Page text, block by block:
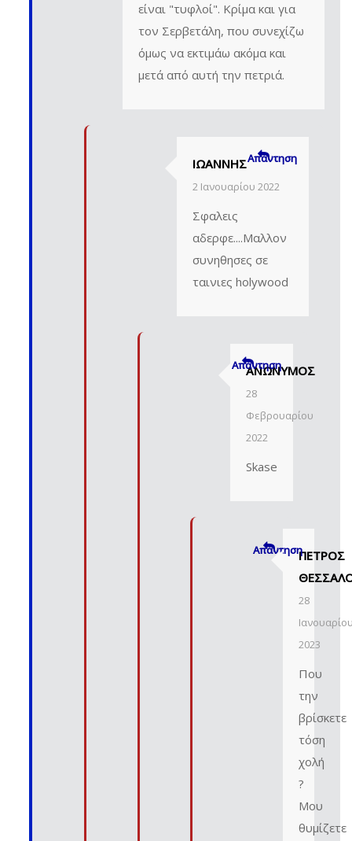
είναι "τυφλοί". Κρίμα και για
τον Σερβετάλη, που συνεχίζω
όμως να εκτιμάω ακόμα και
μετά από αυτή την πετριά.
ΙΩΑΝΝΗΣ
2 Ιανουαρίου 2022
Σφαλεις
αδερφε....Μαλλον
συνηθησες σε
ταινιες holywood
Απάντηση
ΑΝΏΝΥΜΟΣ
28
Φεβρουαρίου
2022
Skase
Απάντηση
ΠΈΤΡΟΣ
28
2023
Που
την
βρίσκετε
τόση
χολή
?
Μου
θυμίζετε
Απάντηση